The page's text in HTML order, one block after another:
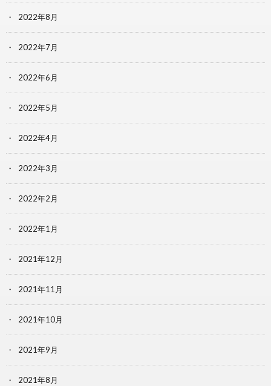
2022年8月
2022年7月
2022年6月
2022年5月
2022年4月
2022年3月
2022年2月
2022年1月
2021年12月
2021年11月
2021年10月
2021年9月
2021年8月